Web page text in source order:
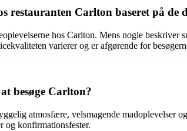
restauranten Carlton baseret på de
hos Carlton. Mens nogle
varierer og er afgørende for
besøge Carlton?
atmosfære, velsmagende madoplevelser
og konfirmationsfester.